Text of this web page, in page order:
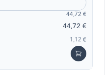
44,72 €
44,72 €
1,12 €